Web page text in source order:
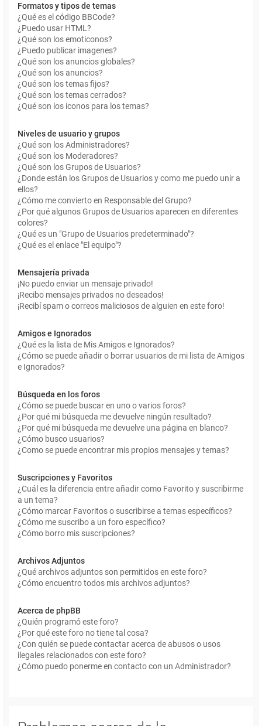
Formatos y tipos de temas
¿Qué es el código BBCode?
¿Puedo usar HTML?
¿Qué son los emoticonos?
¿Puedo publicar imagenes?
¿Qué son los anuncios globales?
¿Qué son los anuncios?
¿Qué son los temas fijos?
¿Qué son los temas cerrados?
¿Qué son los iconos para los temas?
Niveles de usuario y grupos
¿Qué son los Administradores?
¿Qué son los Moderadores?
¿Qué son los Grupos de Usuarios?
¿Donde están los Grupos de Usuarios y como me puedo unir a
ellos?
¿Cómo me convierto en Responsable del Grupo?
¿Por qué algunos Grupos de Usuarios aparecen en diferentes
colores?
¿Qué es un "Grupo de Usuarios predeterminado"?
¿Qué es el enlace "El equipo"?
Mensajería privada
¡No puedo enviar un mensaje privado!
¡Recibo mensajes privados no deseados!
¡Recibí spam o correos maliciosos de alguien en este foro!
Amigos e Ignorados
¿Qué es la lista de Mis Amigos e Ignorados?
¿Cómo se puede añadir o borrar usuarios de mi lista de Amigos
e Ignorados?
Búsqueda en los foros
¿Cómo se puede buscar en uno o varios foros?
¿Por qué mi búsqueda me devuelve ningún resultado?
¿Por qué mi búsqueda me devuelve una página en blanco?
¿Cómo busco usuarios?
¿Como se puede encontrar mis propios mensajes y temas?
Suscripciones y Favoritos
¿Cuál es la diferencia entre añadir como Favorito y suscribirme
a un tema?
¿Cómo marcar Favoritos o suscribirse a temas específicos?
¿Cómo me suscribo a un foro específico?
¿Cómo borro mis suscripciones?
Archivos Adjuntos
¿Qué archivos adjuntos son permitidos en este foro?
¿Cómo encuentro todos mis archivos adjuntos?
Acerca de phpBB
¿Quién programó este foro?
¿Por qué este foro no tiene tal cosa?
¿Con quién se puede contactar acerca de abusos o usos
ilegales relacionados con este foro?
¿Cómo puedo ponerme en contacto con un Administrador?